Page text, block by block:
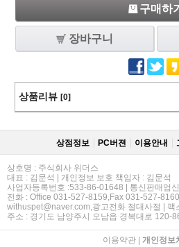
구매하기
장바구니
상품리뷰 [0]
상점정보 PC버젼 이용안내
상호명 : 주식회사 위더스
대표 : 김문석 | 개인정보 보호 책임자 : 김문석
사업자등록번호 :533-86-01648 | 통신판매업
전화 : Office 031-527-8159,Fax 031-527-
withuspet@naver.com,광고전화 절대사절 |
주소 : 경기도 남양주시 오남읍 경복대로 120-
이용약관| 개인정보